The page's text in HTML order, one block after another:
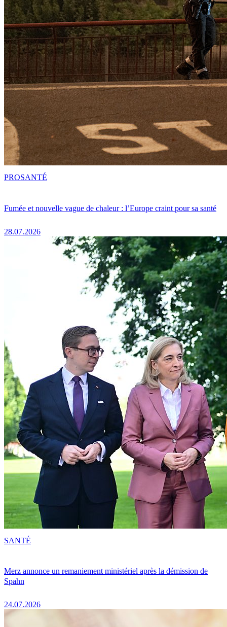
Fumée et nouvelle vague de chaleur : l’Europe craint pour sa santé
28.07.2026
PROSANTÉ
Merz annonce un remaniement ministériel après la démission de
Spahn
24.07.2026
SANTÉ